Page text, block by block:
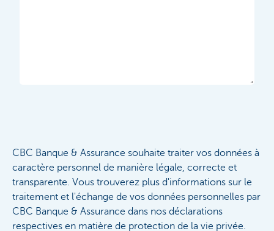
CBC Banque & Assurance souhaite traiter vos données à
caractère personnel de manière légale, correcte et
transparente. Vous trouverez plus d'informations sur le
traitement et l'échange de vos données personnelles par
CBC Banque & Assurance dans nos déclarations
respectives en matière de protection de la vie privée.